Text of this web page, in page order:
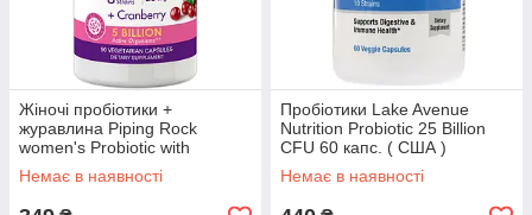
Жіночі пробіотики +
журавлина Piping Rock
women's Probiotic with
Cranberry 90 капс. (уцінка по
7.22)
Немає в наявності
Пробіотики Lake Avenue
Nutrition Probiotic 25 Billion
CFU 60 капс. ( США )
Немає в наявності